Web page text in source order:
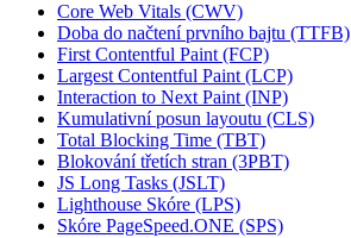
Core Web Vitals (CWV)
Doba do načtení prvního bajtu (TTFB)
First Contentful Paint (FCP)
Largest Contentful Paint (LCP)
Interaction to Next Paint (INP)
Kumulativní posun layoutu (CLS)
Total Blocking Time (TBT)
Blokování třetích stran (3PBT)
JS Long Tasks (JSLT)
Lighthouse Skóre (LPS)
Skóre PageSpeed.ONE (SPS)